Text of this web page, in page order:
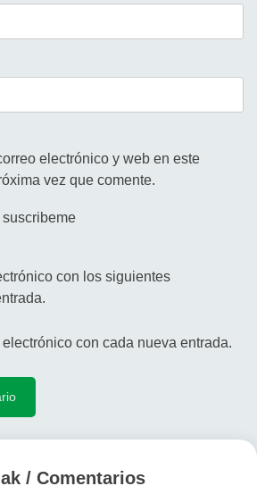
electrónico y web en este
vez que comente.
con los siguientes
con cada nueva entrada.
/ Comentarios